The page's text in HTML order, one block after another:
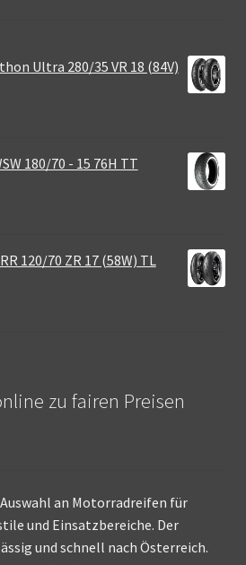
Ultra 280/35 VR 18 (84V)
180/70 - 15 76H TT
120/70 ZR 17 (58W) TL
zu fairen Preisen
an Motorradreifen für
und Einsatzbereiche. Der
und schnell nach Österreich.